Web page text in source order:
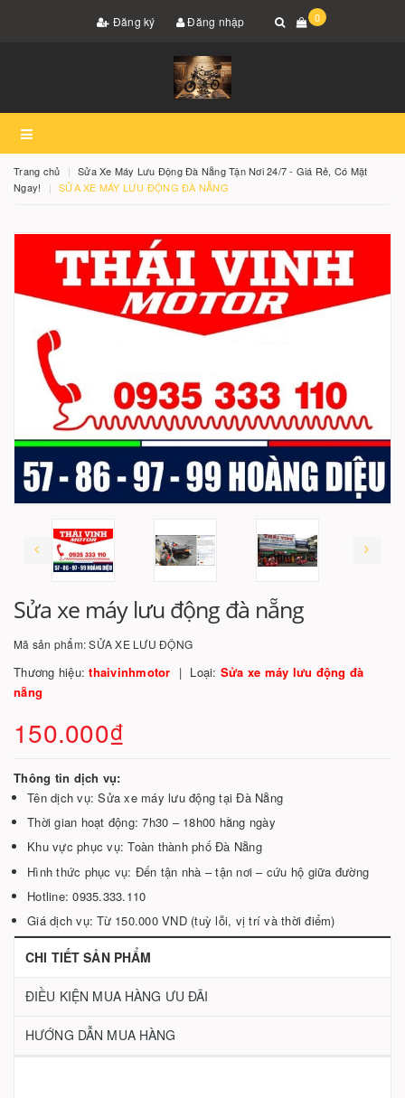
Đăng ký Đăng nhập 0
Trang chủ
Sửa Xe Máy Lưu Động Đà Nẵng Tận Nơi 24/7 - Giá Rẻ, Có Mặt
Ngay!
SỬA XE MÁY LƯU ĐỘNG ĐÀ NẴNG
Sửa xe máy lưu động đà nẵng
Mã sản phẩm:SỬA XE LƯU ĐỘNG
Thương hiệu:thaivinhmotor Loại: Sửa xe máy lưu động đà
nẵng
150.000₫
Thông tin dịch vụ:
Tên dịch vụ: Sửa xe máy lưu động tại Đà Nẵng
Thời gian hoạt động: 7h30 – 18h00 hằng ngày
Khu vực phục vụ: Toàn thành phố Đà Nẵng
Hình thức phục vụ: Đến tận nhà – tận nơi – cứu hộ giữa đường
Hotline: 0935.333.110
Giá dịch vụ: Từ 150.000 VND (tuỳ lỗi, vị trí và thời điểm)
CHI TIẾT SẢN PHẨM
ĐIỀU KIỆN MUA HÀNG ƯU ĐÃI
HƯỚNG DẪN MUA HÀNG